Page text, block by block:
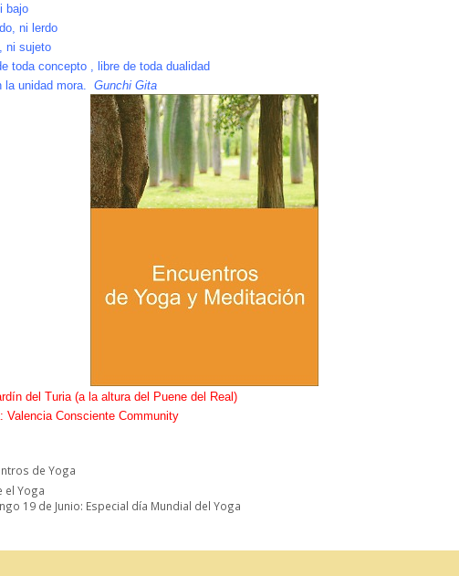
bajo
ni lerdo
ni sujeto
toda concepto , libre de toda dualidad
la unidad mora. Gunchi Gita
del Turia (a la altura del Puene del Real)
Valencia Consciente Community
de Yoga
el Yoga
19 de Junio: Especial día Mundial del Yoga